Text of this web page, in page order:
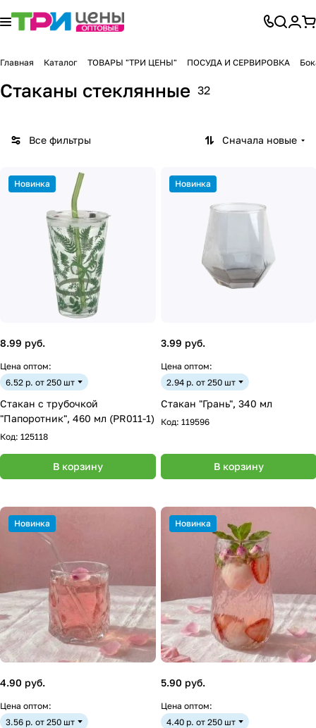
Главная Каталог ТОВАРЫ "ТРИ ЦЕНЫ" ПОСУДА И СЕРВИРОВКА
Стаканы стеклянные 32
Все фильтры Сначала новые
Новинка
8.99 руб.
Цена оптом:
6.52 р. от 250 шт
Стакан с трубочкой
"Папоротник", 460 мл (PR011-1)
Код: 125118
В корзину
Новинка
3.99 руб.
Цена оптом:
2.94 р. от 250 шт
Стакан "Грань", 340 мл
Код: 119596
В корзину
Новинка
4.90 руб.
Цена оптом:
3.56 р. от 250 шт
Новинка
5.90 руб.
Цена оптом:
4.40 р. от 250 шт